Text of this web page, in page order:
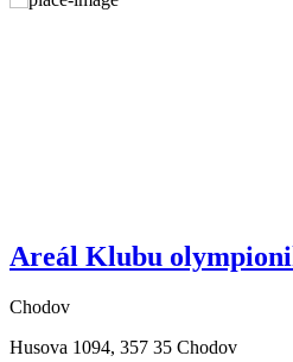
Areál Klubu
Chodov
Husova 1094, 357 35 Chodov